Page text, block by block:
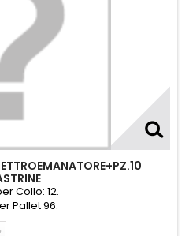
Collo: 12.
Pallet 96.